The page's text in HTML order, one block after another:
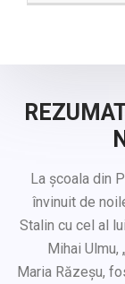
La școala din
învinuit de
Stalin cu cel al
Mihai Ulmu,
Maria Răzeșu,